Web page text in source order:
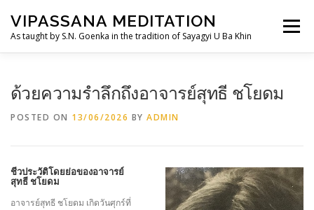
content
VIPASSANA MEDITATION
As taught by S.N. Goenka in the tradition of Sayagyi U Ba Khin
Menu
ประวัติ
TH
ด้วยความรำลึกถึงอาจารย์สุทธี ชโยดม
POSTED ON 13/06/2026 BY ADMIN
ชีวประวัติโดยย่อของอาจารย์
สุทธี ชโยดม
อาจารย์สุทธี ชโยดม เกิดวันศุกร์ที่